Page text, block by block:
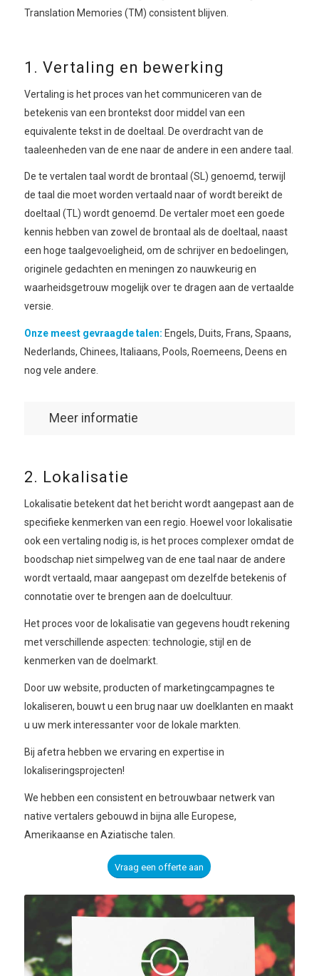
Translation Memories (TM) consistent blijven.
1. Vertaling en bewerking
Vertaling is het proces van het communiceren van de
betekenis van een brontekst door middel van een
equivalente tekst in de doeltaal. De overdracht van de
taaleenheden van de ene naar de andere in een andere taal.
De te vertalen taal wordt de brontaal (SL) genoemd, terwijl
de taal die moet worden vertaald naar of wordt bereikt de
doeltaal (TL) wordt genoemd. De vertaler moet een goede
kennis hebben van zowel de brontaal als de doeltaal, naast
een hoge taalgevoeligheid, om de schrijver en bedoelingen,
originele gedachten en meningen zo nauwkeurig en
waarheidsgetrouw mogelijk over te dragen aan de vertaalde
versie.
Onze meest gevraagde talen: Engels, Duits, Frans, Spaans,
Nederlands, Chinees, Italiaans, Pools, Roemeens, Deens en
nog vele andere.
Meer informatie
2. Lokalisatie
Lokalisatie betekent dat het bericht wordt aangepast aan de
specifieke kenmerken van een regio. Hoewel voor lokalisatie
ook een vertaling nodig is, is het proces complexer omdat de
boodschap niet simpelweg van de ene taal naar de andere
wordt vertaald, maar aangepast om dezelfde betekenis of
connotatie over te brengen aan de doelcultuur.
Het proces voor de lokalisatie van gegevens houdt rekening
met verschillende aspecten: technologie, stijl en de
kenmerken van de doelmarkt.
Door uw website, producten of marketingcampagnes te
lokaliseren, bouwt u een brug naar uw doelklanten en maakt
u uw merk interessanter voor de lokale markten.
Bij afetra hebben we ervaring en expertise in
lokaliseringsprojecten!
We hebben een consistent en betrouwbaar netwerk van
native vertalers gebouwd in bijna alle Europese,
Amerikaanse en Aziatische talen.
Vraag een offerte aan